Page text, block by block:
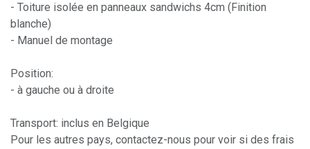
- Toiture isolée en panneaux sandwichs 4cm (Finition
blanche)
- Manuel de montage
Position:
- à gauche ou à droite
Transport: inclus en Belgique
Pour les autres pays, contactez-nous pour voir si des frais